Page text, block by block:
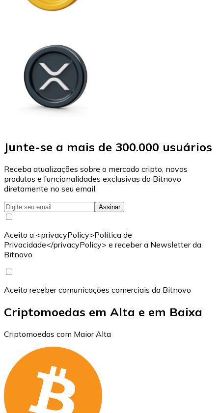
Junte-se a mais de 300.000 usuários
Receba atualizações sobre o mercado cripto, novos
produtos e funcionalidades exclusivas da Bitnovo
diretamente no seu email.
Assinar
Aceito a <privacyPolicy>Política de
Privacidade</privacyPolicy> e receber a Newsletter da
Bitnovo
Aceito receber comunicações comerciais da Bitnovo
Criptomoedas em Alta e em Baixa
Criptomoedas com Maior Alta